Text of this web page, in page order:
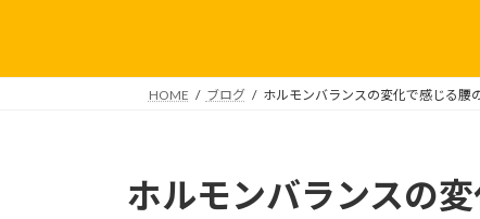
HOME ブログ ホルモンバランスの変化で感じる腰
ホルモンバランスの